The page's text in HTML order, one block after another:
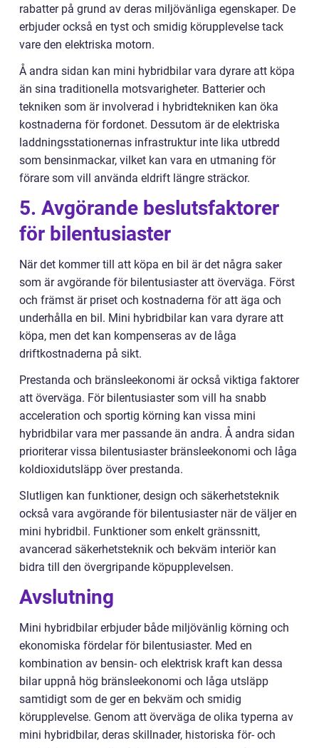
rabatter på grund av deras miljövänliga egenskaper. De
erbjuder också en tyst och smidig körupplevelse tack
vare den elektriska motorn.
Å andra sidan kan mini hybridbilar vara dyrare att köpa
än sina traditionella motsvarigheter. Batterier och
tekniken som är involverad i hybridtekniken kan öka
kostnaderna för fordonet. Dessutom är de elektriska
laddningsstationernas infrastruktur inte lika utbredd
som bensinmackar, vilket kan vara en utmaning för
förare som vill använda eldrift längre sträckor.
5. Avgörande beslutsfaktorer
för bilentusiaster
När det kommer till att köpa en bil är det några saker
som är avgörande för bilentusiaster att överväga. Först
och främst är priset och kostnaderna för att äga och
underhålla en bil. Mini hybridbilar kan vara dyrare att
köpa, men det kan kompenseras av de låga
driftkostnaderna på sikt.
Prestanda och bränsleekonomi är också viktiga faktorer
att överväga. För bilentusiaster som vill ha snabb
acceleration och sportig körning kan vissa mini
hybridbilar vara mer passande än andra. Å andra sidan
prioriterar vissa bilentusiaster bränsleekonomi och låga
koldioxidutsläpp över prestanda.
Slutligen kan funktioner, design och säkerhetsteknik
också vara avgörande för bilentusiaster när de väljer en
mini hybridbil. Funktioner som enkelt gränssnitt,
avancerad säkerhetsteknik och bekväm interiör kan
bidra till den övergripande köpupplevelsen.
Avslutning
Mini hybridbilar erbjuder både miljövänlig körning och
ekonomiska fördelar för bilentusiaster. Med en
kombination av bensin- och elektrisk kraft kan dessa
bilar uppnå hög bränsleekonomi och låga utsläpp
samtidigt som de ger en bekväm och smidig
körupplevelse. Genom att överväga de olika typerna av
mini hybridbilar, deras skillnader, historiska för- och